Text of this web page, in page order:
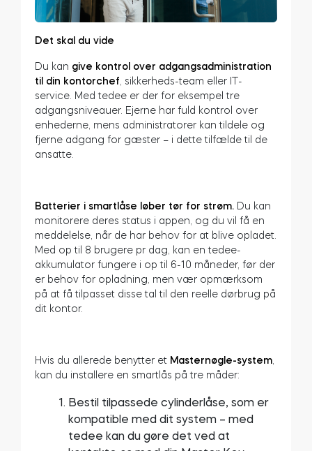
Det skal du vide
Du kan give kontrol over adgangsadministration
til din kontorchef , sikkerheds-team eller IT-
service. Med tedee er der for eksempel tre
adgangsniveauer. Ejerne har fuld kontrol over
enhederne, mens administratorer kan tildele og
fjerne adgang for gæster – i dette tilfælde til de
ansatte.
Batterier i smartlåse løber tør for strøm.
Du kan
monitorere deres status i appen, og du vil få en
meddelelse, når de har behov for at blive opladet.
Med op til 8 brugere pr dag, kan en tedee-
akkumulator fungere i op til 6-10 måneder, før der
er behov for opladning, men vær opmærksom
på at få tilpasset disse tal til den reelle dørbrug på
dit kontor.
Hvis du allerede benytter et Masternøgle-system
kan du installere en smartlås på tre måder:
Bestil tilpassede cylinderlåse, som er
kompatible med dit system – med
tedee kan du gøre det ved at